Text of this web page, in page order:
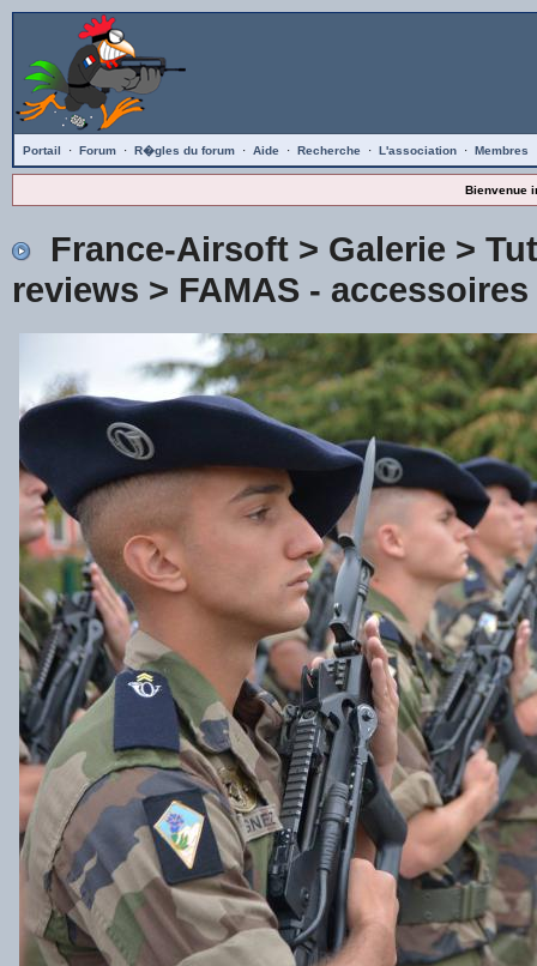
Portail · Forum · R�gles du forum · Aide · Recherche · L'association · Membres
Bienvenue
France-Airsoft> Galerie >
reviews > FAMAS - accessoires